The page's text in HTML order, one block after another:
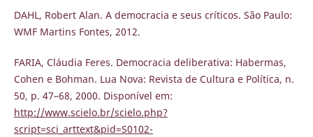
DAHL, Robert Alan. A democracia e seus críticos. São Paulo:
WMF Martins Fontes, 2012.
FARIA, Cláudia Feres. Democracia deliberativa: Habermas,
Cohen e Bohman. Lua Nova: Revista de Cultura e Política, n.
50, p. 47–68, 2000. Disponível em:
http://www.scielo.br/scielo.php?
script=sci_arttext&pid=S0102-